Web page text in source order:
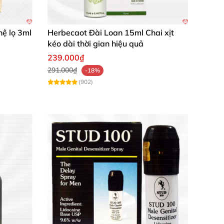
cũng rất tiện cho nhà có con nhỏ.” –
lọ 3ml
Herbecaot Đài Loan 15ml Chai xịt
kéo dài thời gian hiệu quả
239.000₫
291.000₫
-18%
(902)